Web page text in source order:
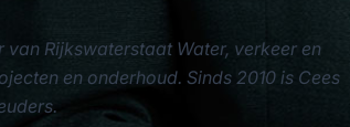
Rijkswaterstaat Water, verkeer en
en onderhoud. Sinds 2010 is Cees